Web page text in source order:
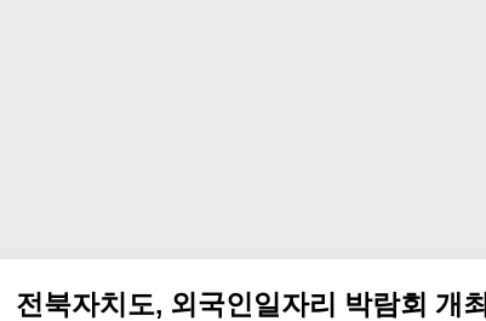
전북자치도, 외국인일자리 박람회 개최